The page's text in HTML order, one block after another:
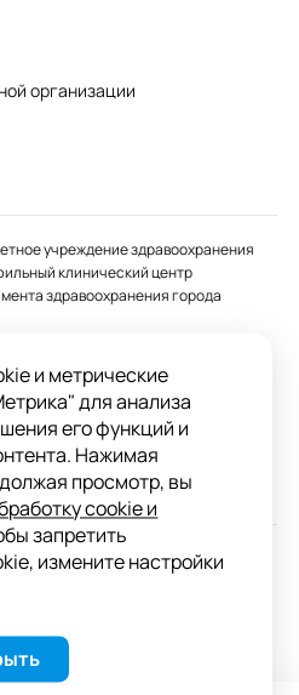
организации
учреждение здравоохранения
клинический центр
здравоохранения города
до 20:00
д. 8, п. Коммунарка
Сосенское, Москва
ДЗМ»
данных
и метрические
для анализа
его функций и
Нажимая
просмотр, вы
cookie и
запретить
измените настройки